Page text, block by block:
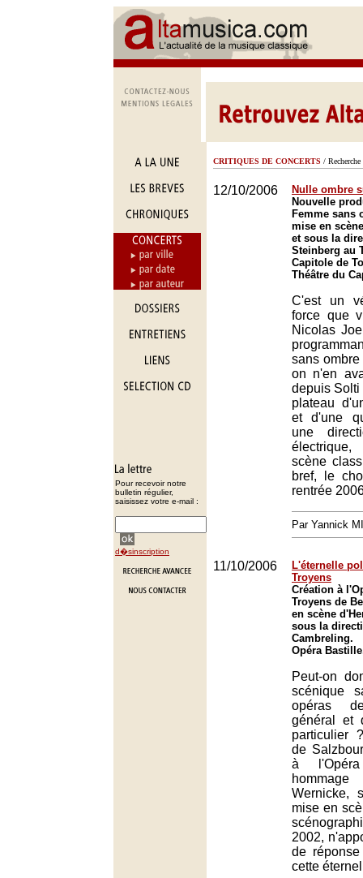
Pour recevoir notre
bulletin régulier,
saisissez votre e-mail :
d�sinscription
CRITIQUES DE CONCERTS / Recherche
12/10/2006
Nulle ombre
Nouvelle
Femme sans
mise en
et sous la
Steinberg au
Capitole de
Théâtre du
C'est un
force que
Nicolas
sans
on n'en
depuis Solti
plateau
et d'une
une
scène
bref, le
rentrée
Par Yannick
11/10/2006
L'éternelle
Troyens
Création à
Troyens de
en scène
sous la
Cambreling.
Opéra
Peut-on
scénique
opéras
général et
particulier
de
à
Wernicke,
mise en
2002,
de
cette